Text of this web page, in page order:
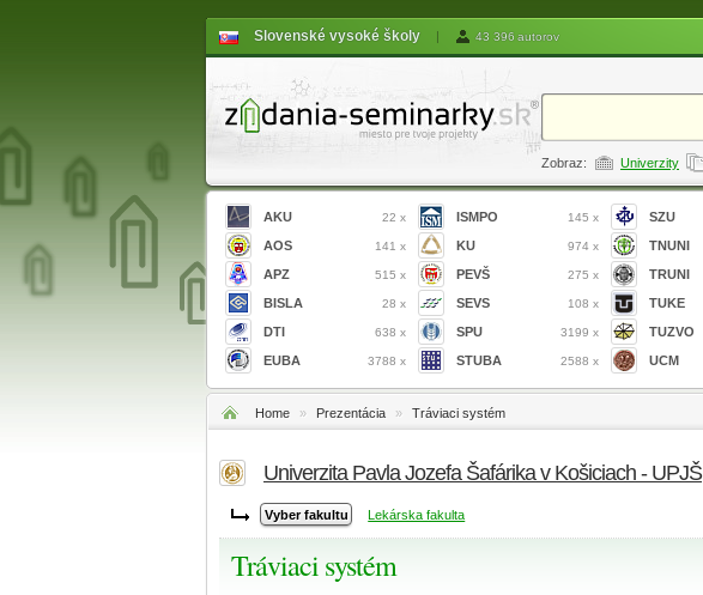
Slovenské vysoké školy | 43 396 autorov
Zobraz: Univerzity
AKU 22 x
AOS 141 x
APZ 515 x
BISLA 28 x
DTI 638 x
EUBA 3788 x
ISMPO 145 x
KU 974 x
PEVŠ 275 x
SEVS 108 x
SPU 3199 x
STUBA 2588 x
SZU
TNUNI
TRUNI
TUKE
TUZVO
UCM
Home » Prezentácia » Tráviaci systém
Univerzita Pavla Jozefa Šafárika v Košiciach - UPJŠ
Lekárska fakulta
Tráviaci systém